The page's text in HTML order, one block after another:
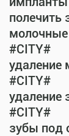
полечить
#CITY#
удаление
#CITY#
удаление
#CITY#
зубы под